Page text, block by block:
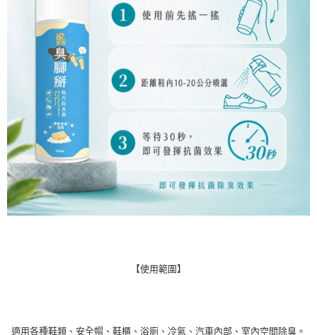
【使用範圍】
適用各種鞋類、安全帽、鞋櫃、浴廁、冷氣、汽車內部、室內空間除臭。